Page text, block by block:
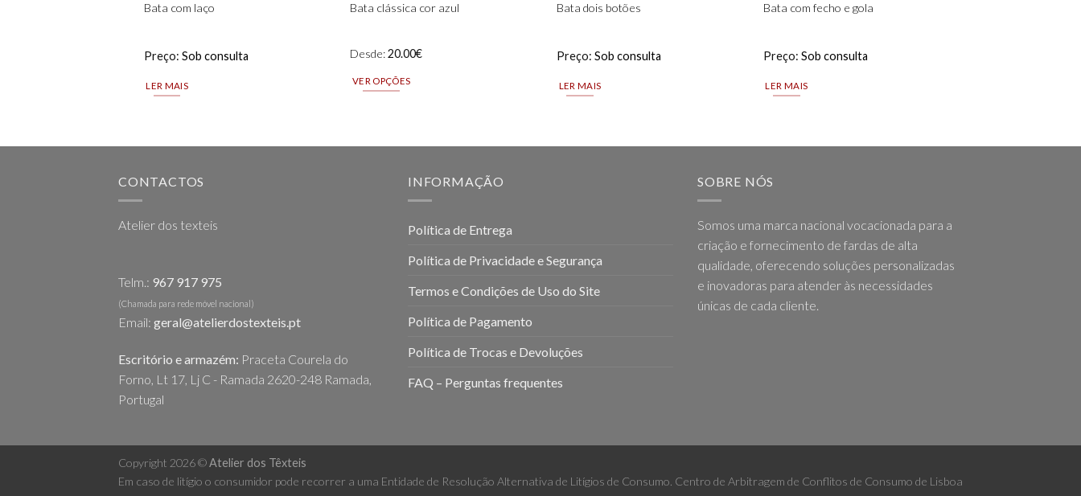
Bata com laço
Preço: Sob consulta
LER MAIS
Bata clássica cor azul
Desde:20.00€
VER OPÇÕES
Bata dois botões
Preço: Sob consulta
LER MAIS
Bata com fecho e gola
Preço: Sob consulta
LER MAIS
CONTACTOS
Atelier dos texteis
Telm.: 967 917 975
(Chamada para rede móvel nacional)
Email: geral@atelierdostexteis.pt
Escritório e armazém: Praceta Courela do
Forno, Lt 17, Lj C - Ramada 2620-248 Ramada,
Portugal
INFORMAÇÃO
Política de Entrega
Política de Privacidade e Segurança
Termos e Condições de Uso do Site
Política de Pagamento
Política de Trocas e Devoluções
FAQ – Perguntas frequentes
SOBRE NÓS
Somos uma marca nacional vocacionada para a
criação e fornecimento de fardas de alta
qualidade, oferecendo soluções personalizadas
e inovadoras para atender às necessidades
únicas de cada cliente.
Copyright 2026 ©Atelier dos Têxteis
Em caso de litígio o consumidor pode recorrer a uma Entidade de Resolução Alternativa de Litígios de Consumo. Centro de Arbitragem de Conflitos de Consumo de Lisboa